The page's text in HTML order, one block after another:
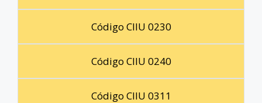
Código CIIU 0230
Código CIIU 0240
Código CIIU 0311